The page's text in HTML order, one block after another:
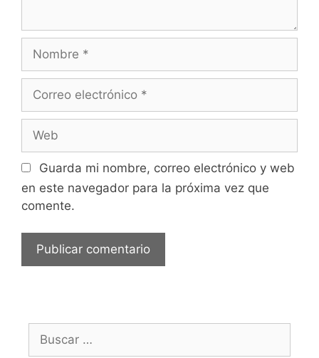
electrónico
Guarda mi nombre, correo electrónico y web
en este navegador para la próxima vez que
comente.
Buscar: